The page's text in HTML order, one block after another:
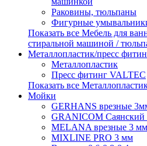
Раковины, тюльпаны
Фигурные
Показать все Мебель для
стиральной машиной /
Металлопластик/пресс
Металлопластик
Пресс фитинг VALTEС
Показать все
Мойки
GERHANS врезные
GRANICOM Саянский
MELANA врезные 3 мм
MIXLINE PRO 3 мм